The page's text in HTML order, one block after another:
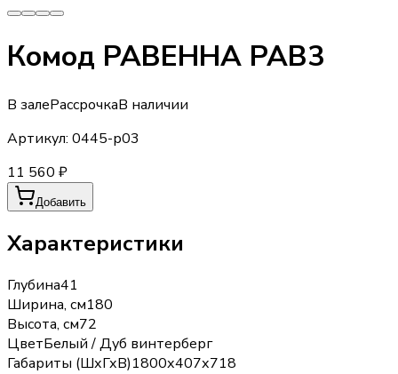
Комод РАВЕННА РАВ3
В залеРассрочкаВ наличии
Артикул: 0445-р03
11 560 ₽
Добавить
Характеристики
Глубина41
Ширина, см180
Высота, см72
ЦветБелый / Дуб винтерберг
Габариты (ШхГхВ)1800х407х718